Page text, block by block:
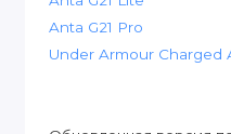
Anta G21 Pro
Under Armour Charged